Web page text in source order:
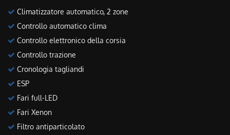
Climatizzatore automatico, 2 zone
Controllo automatico clima
Controllo elettronico della corsia
Controllo trazione
Cronologia tagliandi
ESP
Fari full-LED
Fari Xenon
Filtro antiparticolato